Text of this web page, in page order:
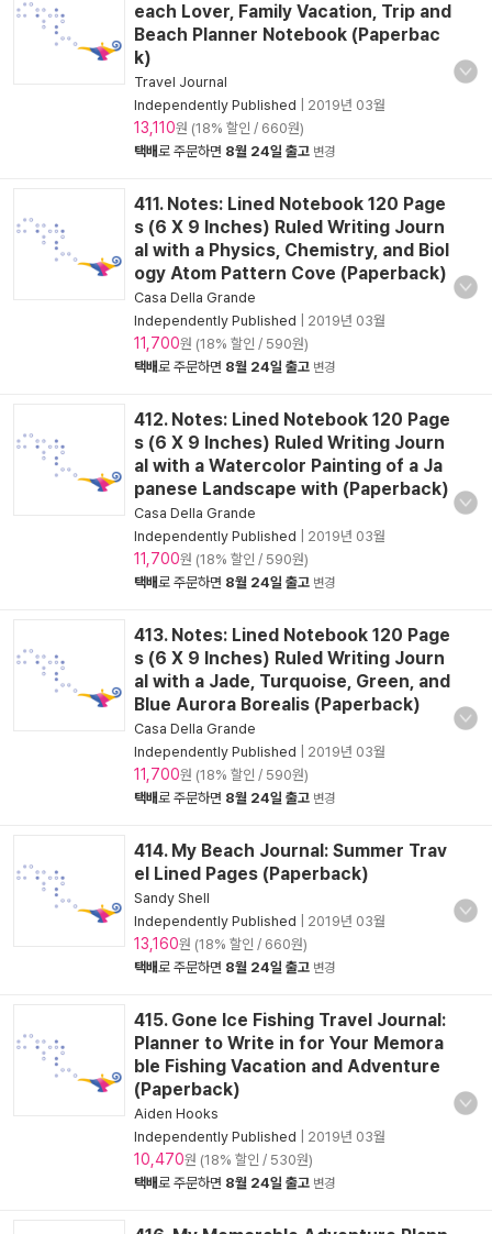
each Lover, Family Vacation, Trip and
Beach Planner Notebook (Paperbac
k)
Travel Journal
Independently Published
2019년 03월
13,110원 (18% 할인 / 660원)
택배로 주문하면 8월 24일 출고 변경
411. Notes: Lined Notebook 120 Page
s (6 X 9 Inches) Ruled Writing Journ
al with a Physics, Chemistry, and Biol
ogy Atom Pattern Cove (Paperback)
Casa Della Grande
Independently Published
2019년 03월
11,700원 (18% 할인 / 590원)
택배로 주문하면 8월 24일 출고 변경
412. Notes: Lined Notebook 120 Page
s (6 X 9 Inches) Ruled Writing Journ
al with a Watercolor Painting of a Ja
panese Landscape with (Paperback)
Casa Della Grande
Independently Published
2019년 03월
11,700원 (18% 할인 / 590원)
택배로 주문하면 8월 24일 출고 변경
413. Notes: Lined Notebook 120 Page
s (6 X 9 Inches) Ruled Writing Journ
al with a Jade, Turquoise, Green, and
Blue Aurora Borealis (Paperback)
Casa Della Grande
Independently Published
2019년 03월
11,700원 (18% 할인 / 590원)
택배로 주문하면 8월 24일 출고 변경
414. My Beach Journal: Summer Trav
el Lined Pages (Paperback)
Sandy Shell
Independently Published
2019년 03월
13,160원 (18% 할인 / 660원)
택배로 주문하면 8월 24일 출고 변경
415. Gone Ice Fishing Travel Journal:
Planner to Write in for Your Memora
ble Fishing Vacation and Adventure
(Paperback)
Aiden Hooks
Independently Published
2019년 03월
10,470원 (18% 할인 / 530원)
택배로 주문하면 8월 24일 출고 변경